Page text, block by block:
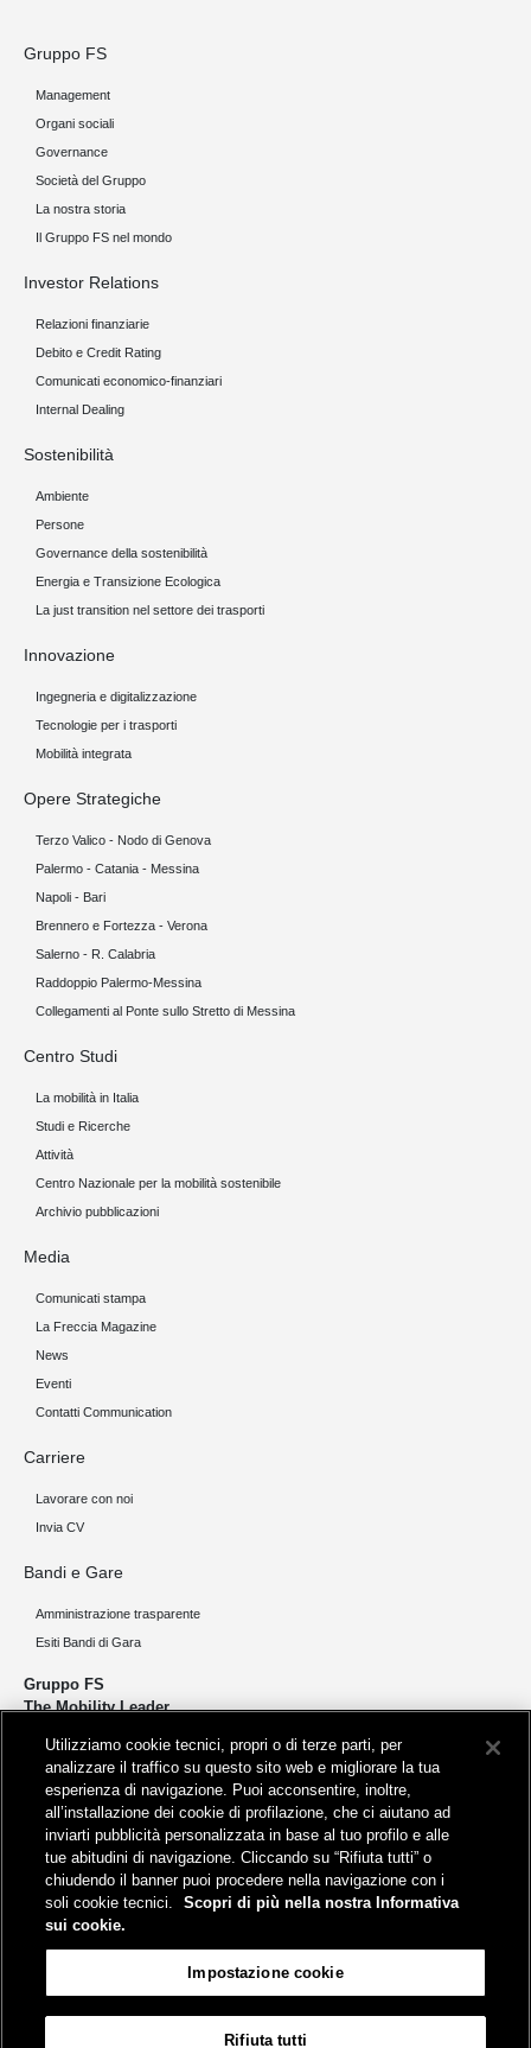
Gruppo FS
Management
Organi sociali
Governance
Società del Gruppo
La nostra storia
Il Gruppo FS nel mondo
Investor Relations
Relazioni finanziarie
Debito e Credit Rating
Comunicati economico-finanziari
Internal Dealing
Sostenibilità
Ambiente
Persone
Governance della sostenibilità
Energia e Transizione Ecologica
La just transition nel settore dei trasporti
Innovazione
Ingegneria e digitalizzazione
Tecnologie per i trasporti
Mobilità integrata
Opere Strategiche
Terzo Valico - Nodo di Genova
Palermo - Catania - Messina
Napoli - Bari
Brennero e Fortezza - Verona
Salerno - R. Calabria
Raddoppio Palermo-Messina
Collegamenti al Ponte sullo Stretto di Messina
Centro Studi
La mobilità in Italia
Studi e Ricerche
Attività
Centro Nazionale per la mobilità sostenibile
Archivio pubblicazioni
Media
Comunicati stampa
La Freccia Magazine
News
Eventi
Contatti Communication
Carriere
Lavorare con noi
Invia CV
Bandi e Gare
Amministrazione trasparente
Esiti Bandi di Gara
Gruppo FS
The Mobility Leader
Progettiamo e realizziamo infrastrutture per una mobilità sostenibile di
persone e merci. Accorciamo le distanze per lo sviluppo e la crescita
del nostro Paese.
Piazza della Croce Rossa, 1 - 00161 Roma
Utilizziamo cookie tecnici, propri o di terze parti, per
analizzare il traffico su questo sito web e migliorare la tua
esperienza di navigazione. Puoi acconsentire, inoltre,
all’installazione dei cookie di profilazione, che ci aiutano ad
inviarti pubblicità personalizzata in base al tuo profilo e alle
tue abitudini di navigazione. Cliccando su “Rifiuta tutti” o
chiudendo il banner puoi procedere nella navigazione con i
soli cookie tecnici.
Scopri di più nella nostra Informativa
sui cookie.
Impostazione cookie
Rifiuta tutti